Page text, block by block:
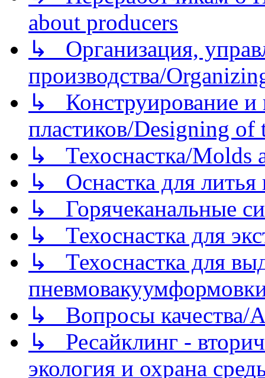
about producers
↳ Организация,
производства/
↳ Конструирование и
пластиков/Designing of
↳ Техоснастка/Molds
↳ Оснастка для литья
↳ Горячеканальные
↳ Техоснастка для
↳ Техоснастка для
↳ Вопросы качества/
↳ Ресайклинг -
экология и охрана